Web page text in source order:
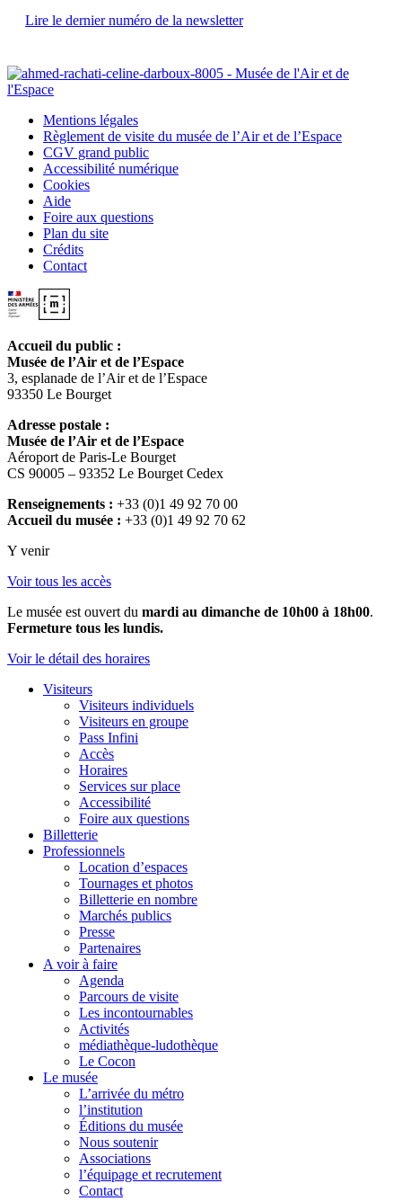
Lire le dernier numéro de la newsletter
Mentions légales
Règlement de visite du musée de l’Air et de l’Espace
CGV grand public
Accessibilité numérique
Cookies
Aide
Foire aux questions
Plan du site
Crédits
Contact
Accueil du public :
Musée de l’Air et de l’Espace
3, esplanade de l’Air et de l’Espace
93350 Le Bourget
Adresse postale :
Musée de l’Air et de l’Espace
Aéroport de Paris-Le Bourget
CS 90005 – 93352 Le Bourget Cedex
Renseignements : +33 (0)1 49 92 70 00
Accueil du musée : +33 (0)1 49 92 70 62
Y venir
Voir tous les accès
Le musée est ouvert du mardi au dimanche de 10h00 à 18h00.
Fermeture tous les lundis.
Voir le détail des horaires
Visiteurs
Visiteurs individuels
Visiteurs en groupe
Pass Infini
Accès
Horaires
Services sur place
Accessibilité
Foire aux questions
Billetterie
Professionnels
Location d’espaces
Tournages et photos
Billetterie en nombre
Marchés publics
Presse
Partenaires
A voir à faire
Agenda
Parcours de visite
Les incontournables
Activités
médiathèque-ludothèque
Le Cocon
Le musée
L’arrivée du métro
l’institution
Éditions du musée
Nous soutenir
Associations
l’équipage et recrutement
Contact